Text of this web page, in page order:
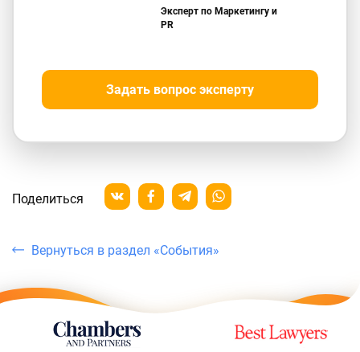
Эксперт по Маркетингу и
PR
Задать вопрос эксперту
Поделиться
Вернуться в раздел «События»